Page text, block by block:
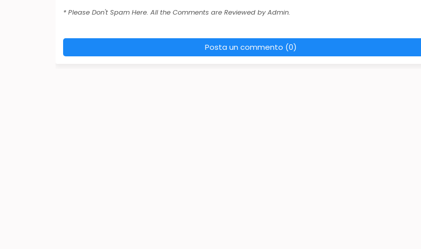
* Please Don't Spam Here. All the Comments are Reviewed by Admin.
Posta un commento (0)